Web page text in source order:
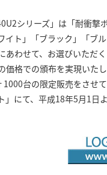
シリーズ」は「耐衝
イト」「ブラック」「ブ
あわせて、お選びいただ
価格での頒布を実現い
1000台の限定販売をさせ
」にて、平成18年5月1日